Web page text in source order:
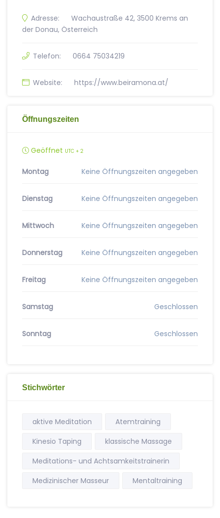
Adresse:
Wachaustraße 42, 3500 Krems an
der Donau, Österreich
Telefon: 0664 75034219
Website: https://www.beiramona.at/
Öffnungszeiten
Geöffnet UTC + 2
Montag Keine Öffnungszeiten angegeben
Dienstag Keine Öffnungszeiten angegeben
Mittwoch Keine Öffnungszeiten angegeben
Donnerstag Keine Öffnungszeiten angegeben
Freitag Keine Öffnungszeiten angegeben
Samstag Geschlossen
Sonntag Geschlossen
Stichwörter
aktive Meditation
Atemtraining
Kinesio Taping
klassische Massage
Meditations- und Achtsamkeitstrainerin
Medizinischer Masseur
Mentaltraining